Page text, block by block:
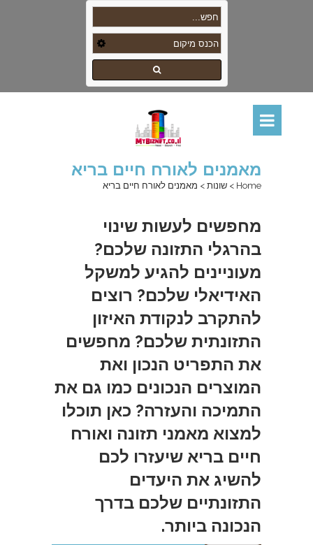
מאמנים לאורח חיים בריא
Home
> שונות > מאמנים לאורח חיים בריא
מחפשים לעשות שינוי
בהרגלי התזונה שלכם?
מעוניינים להגיע למשקל
האידיאלי שלכם? רוצים
להתקרב לנקודת האיזון
התזונתית שלכם? מחפשים
את התפריט הנכון ואת
המוצרים הנכונים כמו גם את
התמיכה והעזרה? כאן תוכלו
למצוא מאמני תזונה ואורח
חיים בריא שיעזרו לכם
להשיג את היעדים
התזונתיים שלכם בדרך
הנכונה ביותר.